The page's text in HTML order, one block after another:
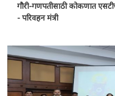
गौरी-गणपतीसाठी कोकणात
- परिवहन मंत्री